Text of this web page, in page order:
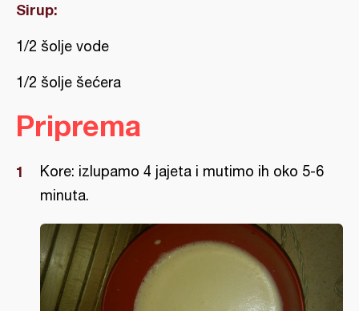
Sirup:
1/2 šolje vode
1/2 šolje šećera
Priprema
Kore: izlupamo 4 jajeta i mutimo ih oko 5-6
minuta.